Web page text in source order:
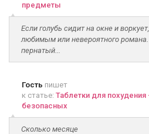
предметы
Если голубь сидит на окне и
любимым или невероятного
пернатый...
Гость пишет
к статье: Таблетки для
безопасных
Сколько месяце